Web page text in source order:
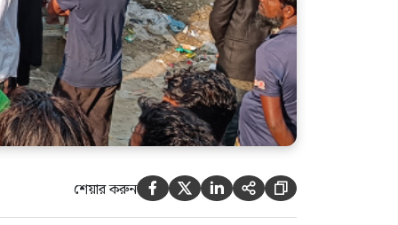
শেয়ার করুন     